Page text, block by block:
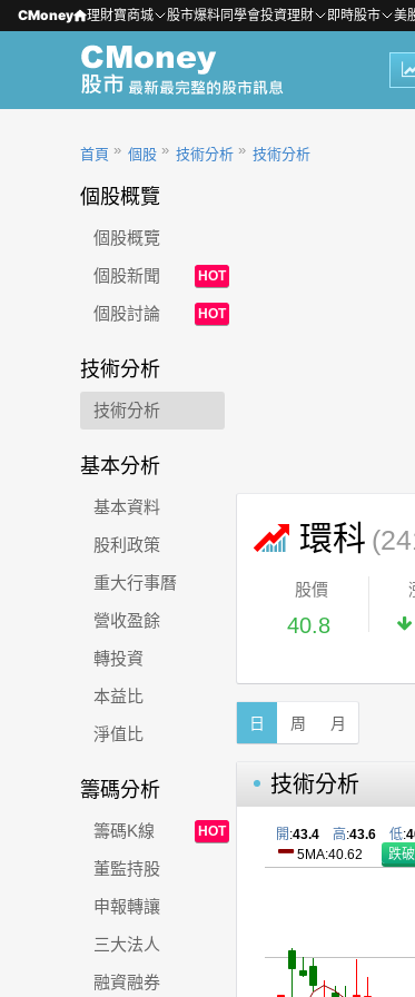
CMoney 理財寶商城 股市爆料同學會投資理財 即時股市 美
首頁 個股 技術分析 技術分析
個股概覽
個股概覽
個股新聞
HOT
個股討論 HOT
技術分析
技術分析
基本分析
基本資料
股利政策
重大行事曆
營收盈餘
轉投資
本益比
淨值比
籌碼分析
籌碼K線 HOT
董監持股
申報轉讓
三大法人
融資融券
環科
股價
40.8
日 周 月
技術分析
開 :43.4 高:43.6 低:
5MA:40.62